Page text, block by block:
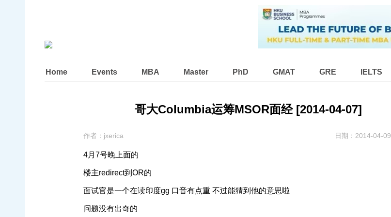
Home Events MBA Master PhD GMAT GRE IELTS
哥大Columbia运筹MSOR面经 [2014-04-07]
作者： jxerica 日期： 2014-04-09
4月7号晚上面的
楼主redirect到OR的
面试官是一个在读印度gg 口音有点重 不过能猜到他的意思啦
问题没有出奇的